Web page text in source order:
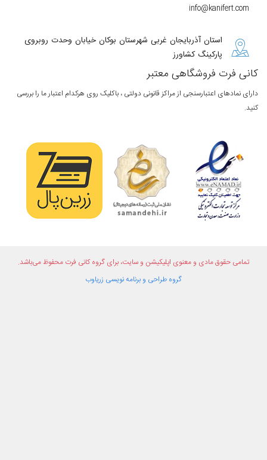
info@kanifert.com
استان آذربایجان غربی شهرستان بوکان خیابان وحدت روبروی
پارکینگ کشاورز
فرت فروشگاهی معتبر
نمادهای اعتبارسنجی از مراکز قانونی دولتی ، باکلیک روی هرکدام اعتبار ما را بررسی
تمامی حقوق مادی و معنوی اپلیکیشن و سایت، برای گروه کانی فرتمحفوظ می‌باشد.
گروه طراحی و برنامه نویسیزریاوب